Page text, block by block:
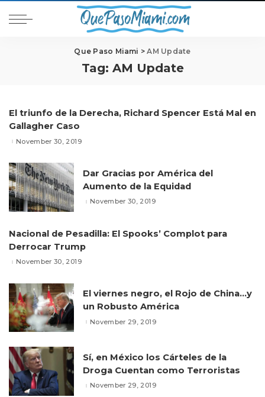
Que Paso Miami >AM Update
Tag: AM Update
El triunfo de la Derecha, Richard Spencer Está Mal en
Gallagher Caso
November 30, 2019
Dar Gracias por América del
Aumento de la Equidad
November 30, 2019
Nacional de Pesadilla: El Spooks’ Complot para
Derrocar Trump
November 30, 2019
El viernes negro, el Rojo de China…y
un Robusto América
November 29, 2019
Sí, en México los Cárteles de la
Droga Cuentan como Terroristas
November 29, 2019